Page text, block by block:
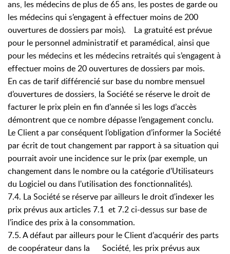
ans, les médecins de plus de 65 ans, les postes de garde ou
les médecins qui s’engagent à effectuer moins de 200
ouvertures de dossiers par mois). La gratuité est prévue
pour le personnel administratif et paramédical, ainsi que
pour les médecins et les médecins retraités qui s’engagent à
effectuer moins de 20 ouvertures de dossiers par mois.
En cas de tarif différencié sur base du nombre mensuel
d’ouvertures de dossiers, la Société se réserve le droit de
facturer le prix plein en fin d’année si les logs d’accès
démontrent que ce nombre dépasse l’engagement conclu.
Le Client a par conséquent l’obligation d’informer la Société
par écrit de tout changement par rapport à sa situation qui
pourrait avoir une incidence sur le prix (par exemple, un
changement dans le nombre ou la catégorie d'Utilisateurs
du Logiciel ou dans l'utilisation des fonctionnalités).
7.4. La Société se réserve par ailleurs le droit d'indexer les
prix prévus aux articles 7.1 et 7.2 ci-dessus sur base de
l’indice des prix à la consommation.
7.5. A défaut par ailleurs pour le Client d’acquérir des parts
de coopérateur dans la Société, les prix prévus aux